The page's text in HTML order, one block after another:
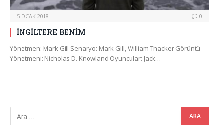
5 OCAK 2018 0
İNGİLTERE BENİM
Yönetmen: Mark Gill Senaryo: Mark Gill, William Thacker Görüntü
Yönetmeni: Nicholas D. Knowland Oyuncular: Jack…